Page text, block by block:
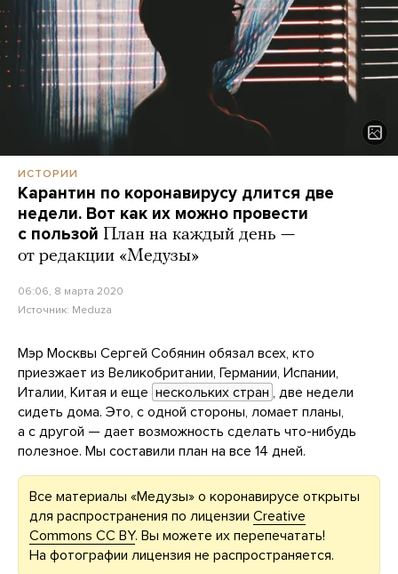
ИСТОРИИ
Карантин по коронавирусу длится две
недели. Вот как их можно провести
с пользой План на каждый день —
от редакции «Медузы»
06:06, 8 марта 2020
Источник: Meduza
Мэр Москвы Сергей Собянин обязал всех, кто
приезжает из Великобритании, Германии, Испании,
Италии, Китая и еще нескольких стран , две недели
сидеть дома. Это, с одной стороны, ломает планы,
а с другой — дает возможность сделать что-нибудь
полезное. Мы составили план на все 14 дней.
Все материалы «Медузы» о коронавирусе открыты
для распространения по лицензии Creative
Commons CC BY. Вы можете их перепечатать!
На фотографии лицензия не распространяется.